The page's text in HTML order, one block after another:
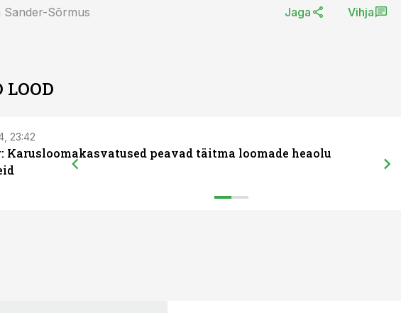
Sander-Sõrmus Jaga Vihja
LOOD
23:42
Karusloomakasvatused peavad täitma loomade heaolu